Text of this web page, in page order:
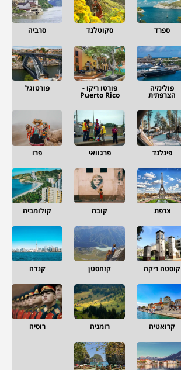
ספרד סקוטלנד סרביה
פולינזיה
הצרפתית
פורטו ריקו -
Puerto Rico
פורטוגל
פינלנד פרגוואי פרו
צרפת קובה קולומביה
קוסטה ריקה קזחסטן קנדה
קרואטיה רומניה רוסיה